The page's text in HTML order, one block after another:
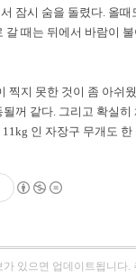
잠시 숨을 돌렸다. 올
갈 때는 뒤에서 바람이
찍지 못한 것이 좀 아쉬
꺼 같다. 그리고 확실
인 자장구 무개도
있으면 업데이트됩니다.